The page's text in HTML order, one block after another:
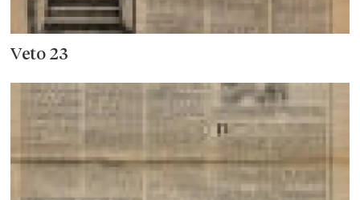
Veto 23